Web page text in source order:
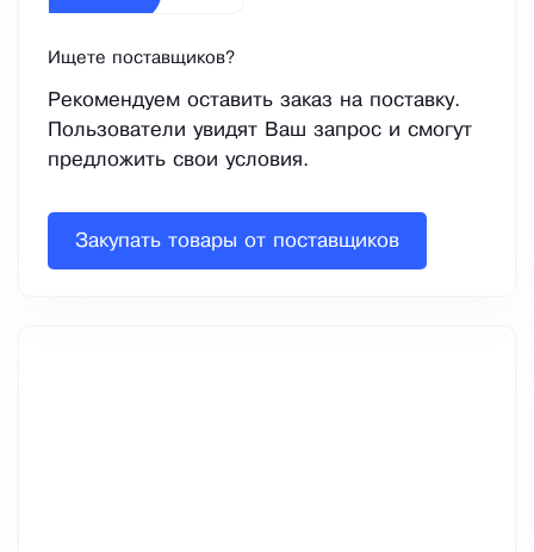
Ищете поставщиков?
Рекомендуем оставить заказ на поставку.
Пользователи увидят Ваш запрос и смогут
предложить свои условия.
Закупать товары от поставщиков